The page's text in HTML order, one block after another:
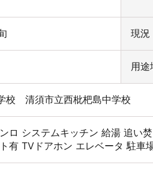
現況
用途
校 清須市立西枇杷島中学校
ロ システムキッチン 給湯 追い
有 TVドアホン エレベータ 駐車